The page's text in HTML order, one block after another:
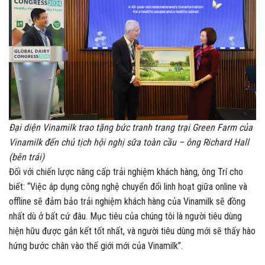
Đại diện Vinamilk trao tặng bức tranh trang trại Green Farm của
Vinamilk đến chủ tịch hội nghị sữa toàn cầu – ông Richard Hall
(bên trái)
Đối với chiến lược nâng cấp trải nghiệm khách hàng, ông Trí cho
biết: “Việc áp dụng công nghệ chuyển đổi linh hoạt giữa online và
offline sẽ đảm bảo trải nghiệm khách hàng của Vinamilk sẽ đồng
nhất dù ở bất cứ đâu. Mục tiêu của chúng tôi là người tiêu dùng
hiện hữu được gắn kết tốt nhất, và người tiêu dùng mới sẽ thấy hào
hứng bước chân vào thế giới mới của Vinamilk”.